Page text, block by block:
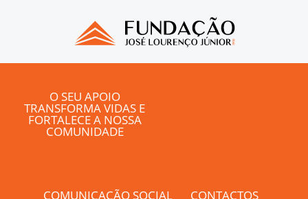
O SEU APOIO
TRANSFORMA VIDAS E
FORTALECE A NOSSA
COMUNIDADE
COMUNICAÇÃO SOCIAL
CONTACTOS